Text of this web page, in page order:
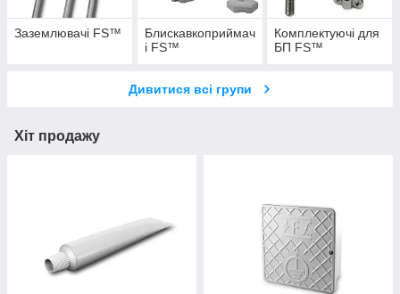
Заземлювачі FS™
Блискавкоприймач
і FS™
Комплектуючі для
БП FS™
Дивитися всі групи
Хіт продажу